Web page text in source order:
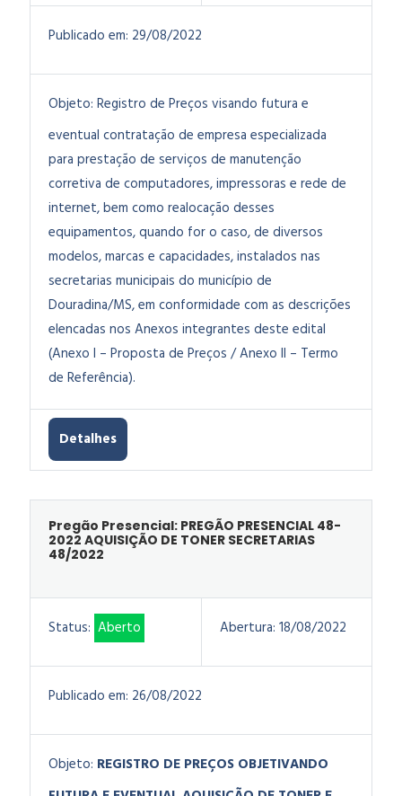
Publicado em: 29/08/2022
Objeto: Registro de Preços visando futura e
eventual contratação de empresa especializada
para prestação de serviços de manutenção
corretiva de computadores, impressoras e rede de
internet, bem como realocação desses
equipamentos, quando for o caso, de diversos
modelos, marcas e capacidades, instalados nas
secretarias municipais do município de
Douradina/MS, em conformidade com as descrições
elencadas nos Anexos integrantes deste edital
(Anexo I – Proposta de Preços / Anexo II – Termo
de Referência).
Detalhes
Pregão Presencial: PREGÃO PRESENCIAL 48-
2022 AQUISIÇÃO DE TONER SECRETARIAS
48/2022
Status: Aberto Abertura: 18/08/2022
Publicado em: 26/08/2022
Objeto: REGISTRO DE PREÇOS OBJETIVANDO